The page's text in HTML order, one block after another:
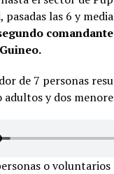
pasadas las 6 y
de 7 personas
y dos
o voluntarios